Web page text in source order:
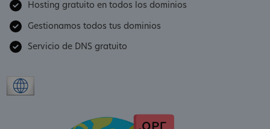
Hosting gratuito en todos los dominios
Gestionamos todos tus dominios
Servicio de DNS gratuito